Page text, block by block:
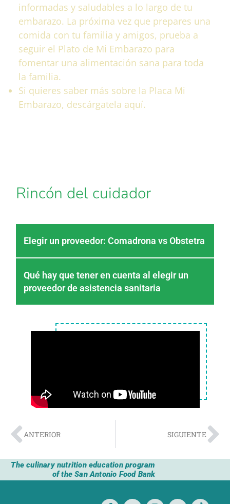
informadas y saludables a lo largo de tu
embarazo. La próxima vez que prepares una
comida con tu familia y amigos, prueba a
seguir el Plato de Mi Embarazo para
fomentar una alimentación sana para toda
la familia.
Si quieres saber más sobre la Placa Mi
Embarazo, descárgatela aquí.
Rincón del cuidador
Elegir un proveedor: Comadrona vs Obstetra
Qué hay que tener en cuenta al elegir un
proveedor de asistencia sanitaria
ANTERIOR SIGUIENTE
The culinary nutrition education program
of the San Antonio Food Bank